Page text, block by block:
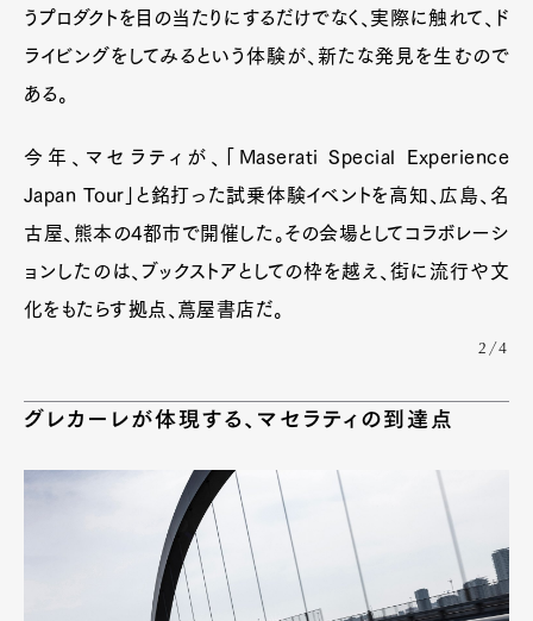
うプロダクトを目の当たりにするだけでなく、実際に触れて、ド
ライビングをしてみるという体験が、新たな発見を生むので
ある。
今年、マセラティが、「Maserati Special Experience
Japan Tour」と銘打った試乗体験イベントを高知、広島、名
古屋、熊本の4都市で開催した。その会場としてコラボレーシ
ョンしたのは、ブックストアとしての枠を越え、街に流行や文
化をもたらす拠点、蔦屋書店だ。
2/4
グレカーレが体現する、マセラティの到達点